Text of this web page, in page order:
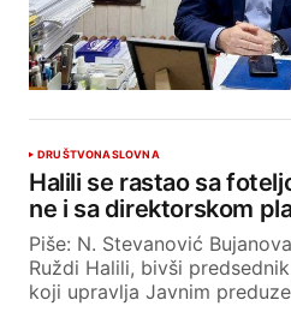
DRUŠTVONASLOVNA
Halili se rastao sa
ne i sa direktorskom
Piše: N. Stevanović
Ruždi Halili, bivši
koji upravlja Javnim